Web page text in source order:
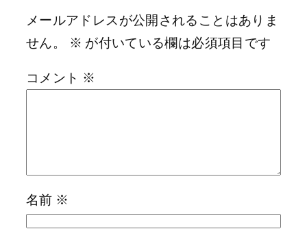
メールアドレスが公開されることはありま
せん。
※ が付いている欄は必須項目です
コメント ※
名前 ※